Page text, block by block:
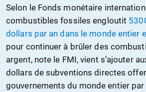
Selon le Fonds monétaire
combustibles fossiles engloutit
dollars par an dans le monde entier
pour continuer à brûler des
argent, note le FMI, vient s’ajouter
dollars de subventions directes
gouvernements du monde entier par